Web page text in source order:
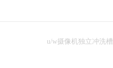
u/w摄像机独立冲洗槽